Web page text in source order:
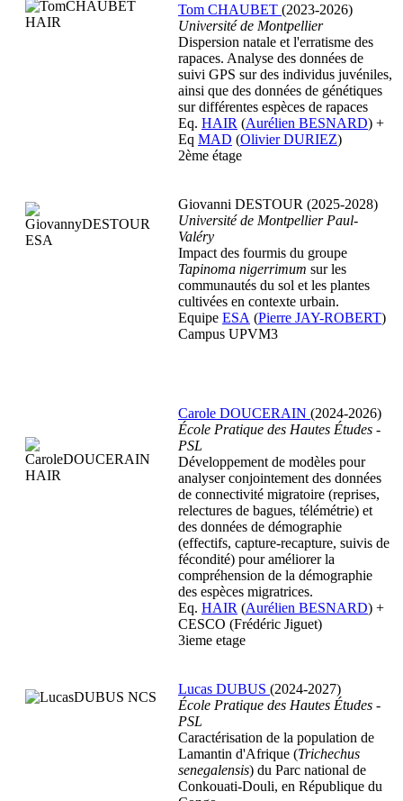
Tom CHAUBET (2023-2026)
Université de Montpellier
Dispersion natale et l'erratisme des
rapaces. Analyse des données de
suivi GPS sur des individus juvéniles,
ainsi que des données de génétiques
sur différentes espèces de rapaces
Eq. HAIR (Aurélien BESNARD) +
Eq MAD (Olivier DURIEZ)
2ème étage
Giovanni DESTOUR (2025-2028)
Université de Montpellier Paul-
Valéry
Impact des fourmis du groupe
Tapinoma nigerrimum sur les
communautés du sol et les plantes
cultivées en contexte urbain.
Equipe ESA (Pierre JAY-ROBERT)
Campus UPVM3
Carole DOUCERAIN (2024-2026)
École Pratique des Hautes Études -
PSL
Développement de modèles pour
analyser conjointement des données
de connectivité migratoire (reprises,
relectures de bagues, télémétrie) et
des données de démographie
(effectifs, capture-recapture, suivis de
fécondité) pour améliorer la
compréhension de la démographie
des espèces migratrices.
Eq. HAIR (Aurélien BESNARD) +
CESCO (Frédéric Jiguet)
3ieme etage
Lucas DUBUS (2024-2027)
École Pratique des Hautes Études -
PSL
Caractérisation de la population de
Lamantin d'Afrique (Trichechus
senegalensis) du Parc national de
Conkouati-Douli, en République du